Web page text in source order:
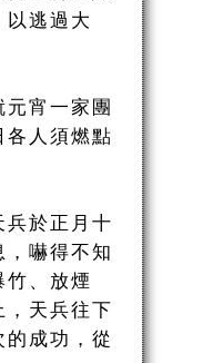
逃過大
宵一家團
人須燃點
兵於正月十
嚇得不知
、放煙
，天兵往下
成功，從